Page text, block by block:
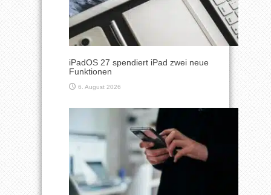
iPadOS 27 spendiert iPad zwei neue
Funktionen
6. August 2026